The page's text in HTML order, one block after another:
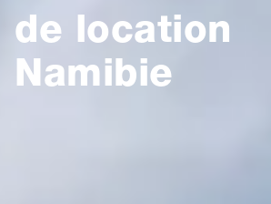
de location
Namibie